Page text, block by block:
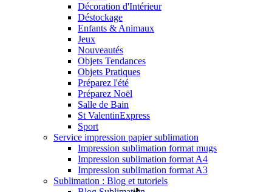
Décoration d'Intérieur
Déstockage
Enfants & Animaux
Jeux
Nouveautés
Objets Tendances
Objets Pratiques
Préparez l'été
Préparez Noël
Salle de Bain
St ValentinExpress
Sport
Service impression papier sublimation
Impression sublimation format mugs
Impression sublimation format A4
Impression sublimation format A3
Sublimation : Blog et tutoriels